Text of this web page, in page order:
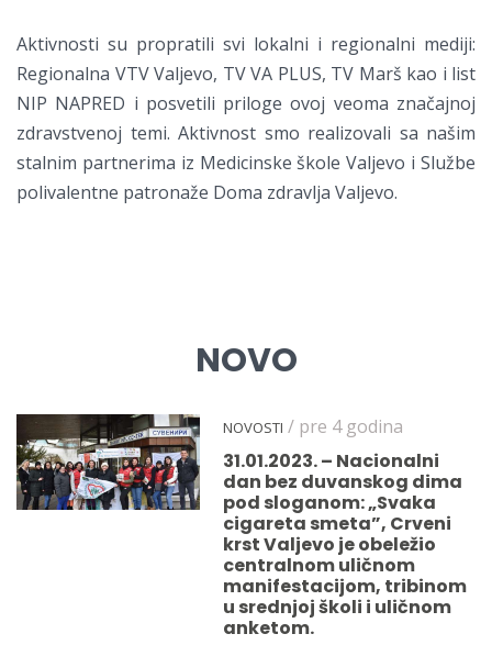
Aktivnosti su propratili svi lokalni i regionalni mediji:
Regionalna VTV Valjevo, TV VA PLUS, TV Marš kao i list
NIP NAPRED i posvetili priloge ovoj veoma značajnoj
zdravstvenoj temi. Aktivnost smo realizovali sa našim
stalnim partnerima iz Medicinske škole Valjevo i Službe
polivalentne patronaže Doma zdravlja Valjevo.
NOVO
NOVOSTI / pre 4 godina
31.01.2023. – Nacionalni
dan bez duvanskog dima
pod sloganom: „Svaka
cigareta smeta”, Crveni
krst Valjevo je obeležio
centralnom uličnom
manifestacijom, tribinom
u srednjoj školi i uličnom
anketom.